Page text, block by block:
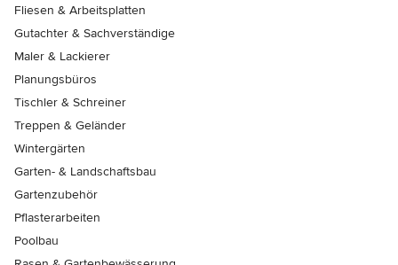
Fliesen & Arbeitsplatten
Gutachter & Sachverständige
Maler & Lackierer
Planungsbüros
Tischler & Schreiner
Treppen & Geländer
Wintergärten
Garten- & Landschaftsbau
Gartenzubehör
Pflasterarbeiten
Poolbau